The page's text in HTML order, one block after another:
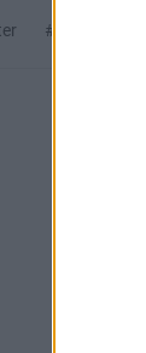
#hbo max